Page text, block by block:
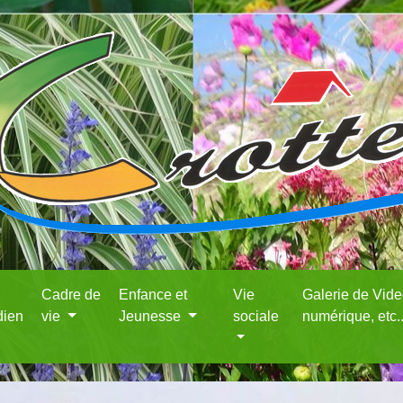
Cadre de
vie
Enfance et
Jeunesse
Vie
sociale
Galerie de
numérique,